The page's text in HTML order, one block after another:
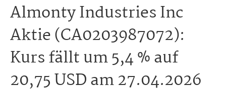
Almonty Industries Inc
Aktie (CA0203987072):
Kurs fällt um 5,4 % auf
20,75 USD am 27.04.2026